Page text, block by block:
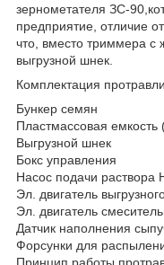
зернометателя ЗС-
предприятие, отличие
что, вместо триммера с
выгрузной шнек.
Комплектация
Бункер семян
Пластмассовая емкость
Выгрузной шнек
Бокс управления
Насос подачи раствора
Эл. двигатель
Эл. двигатель
Датчик наполнения
Форсунки для
Принцип работы